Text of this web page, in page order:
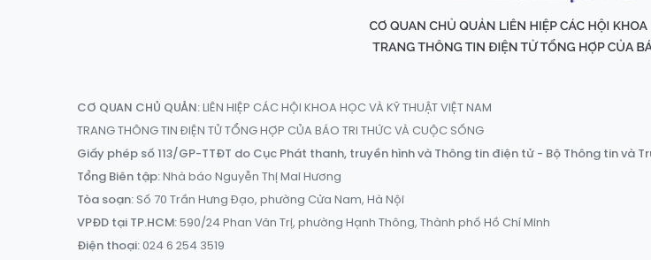
CƠ QUAN CHỦ QUẢN:LIÊN HIỆP CÁC HỘI KHOA HỌC VÀ KỸ THUẬT VIỆT NAM
TRANG THÔNG TIN ĐIỆN TỬ TỔNG HỢP CỦA BÁO TRI THỨC VÀ CUỘC SỐNG
Giấy phép số 113/GP-TTĐT do Cục Phát thanh, truyền hình và Thông tin điện tử - Bộ Thông tin và
Tổng Biên tập:Nhà báo Nguyễn Thị Mai Hương
Tòa soạn:Số 70 Trần Hưng Đạo, phường Cửa Nam, Hà Nội
VPĐD tại TP.HCM:590/24 Phan Văn Trị, phường Hạnh Thông, Thành phố Hồ Chí Minh
Điện thoại:024 6 254 3519